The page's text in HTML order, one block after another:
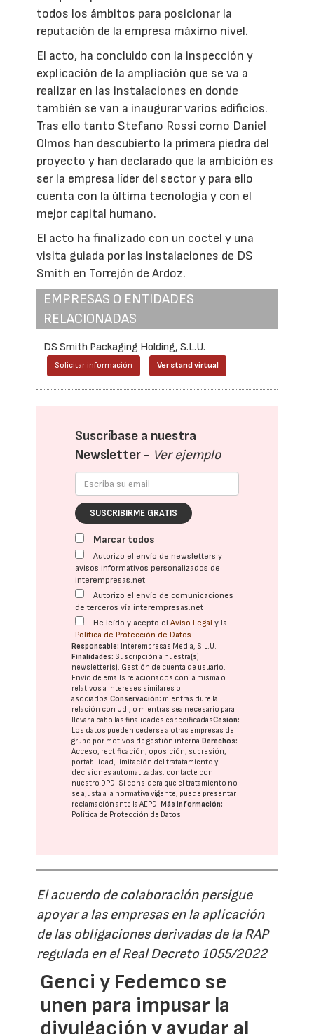
todos los ámbitos para posicionar la
reputación de la empresa máximo nivel.
El acto, ha concluido con la inspección y
explicación de la ampliación que se va a
realizar en las instalaciones en donde
también se van a inaugurar varios edificios.
Tras ello tanto Stefano Rossi como Daniel
Olmos han descubierto la primera piedra del
proyecto y han declarado que la ambición es
ser la empresa líder del sector y para ello
cuenta con la última tecnología y con el
mejor capital humano.
El acto ha finalizado con un coctel y una
visita guiada por las instalaciones de DS
Smith en Torrejón de Ardoz.
EMPRESAS O ENTIDADES
RELACIONADAS
DS Smith Packaging Holding, S.L.U.
Solicitar información Ver stand virtual
Suscríbase a nuestra
Newsletter - Ver ejemplo
SUSCRIBIRME GRATIS
Marcar todos
Autorizo el envío de newsletters y
avisos informativos personalizados de
interempresas.net
Autorizo el envío de comunicaciones
de terceros vía interempresas.net
He leído y acepto elAviso Legal y la
Política de Protección de Datos
Responsable: Interempresas Media, S.L.U.
Finalidades: Suscripción a nuestra(s)
newsletter(s). Gestión de cuenta de usuario.
Envío de emails relacionados con la misma o
relativos a intereses similares o
asociados.Conservación: mientras dure la
relación con Ud., o mientras sea necesario para
llevar a cabo las finalidades especificadasCesión:
Los datos pueden cederse a otras empresas del
grupo por motivos de gestión interna. Derechos:
Acceso, rectificación, oposición, supresión,
portabilidad, limitación del tratatamiento y
decisiones automatizadas: contacte con
nuestro DPD. Si considera que el tratamiento no
se ajusta a la normativa vigente, puede presentar
reclamación ante laAEPD. Más información:
Política de Protección de Datos
El acuerdo de colaboración persigue
apoyar a las empresas en la aplicación
de las obligaciones derivadas de la RAP
regulada en el Real Decreto 1055/2022
Genci y Fedemco se
unen para impusar la
divulgación y ayudar al